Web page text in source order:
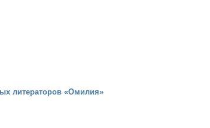
литераторов «Омилия»